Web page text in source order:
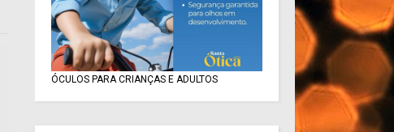
ÓCULOS PARA CRIANÇAS E ADULTOS